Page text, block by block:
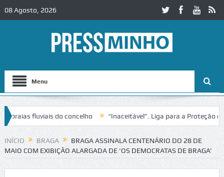
08 Agosto, 2026
Menu
fluviais do concelho “Inaceitável”. Liga para a Proteção da
trânsito no IC2 em Alcobaça Igreja do Castelo de Cerveira
INÍCIO BRAGA
BRAGA ASSINALA CENTENÁRIO DO 28 DE
MAIO COM EXIBIÇÃO ALARGADA DE ‘OS DEMOCRATAS DE BRAGA’